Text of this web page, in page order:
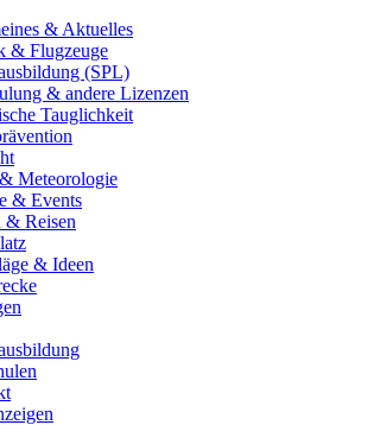
& Aktuelles
& Flugzeuge
(SPL)
& andere Lizenzen
Tauglichkeit
Meteorologie
& Events
& Reisen
& Ideen